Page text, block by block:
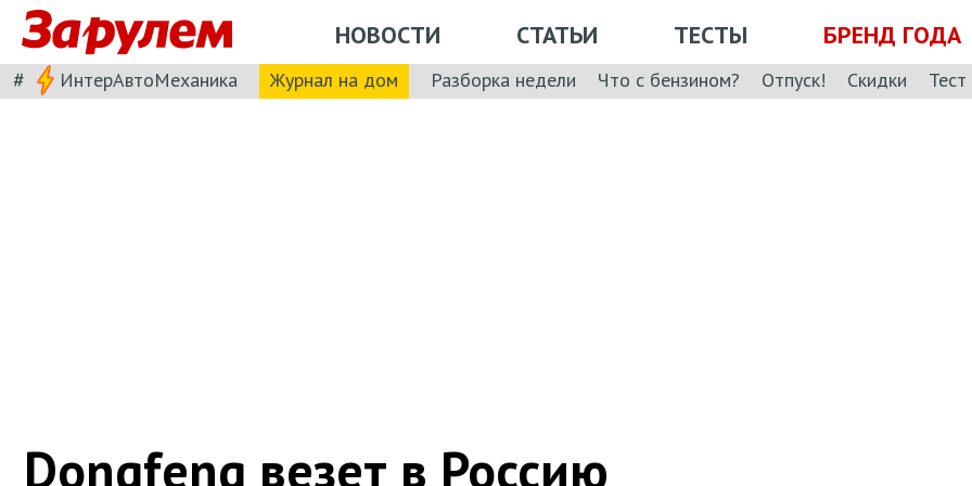
НОВОСТИ СТАТЬИ ТЕСТЫ БРЕНД ГОДА
# ИнтерАвтоМеханика Журнал на дом Разборка недели Что с бензином? Отпуск! Скидки
Dongfeng везет в Россию